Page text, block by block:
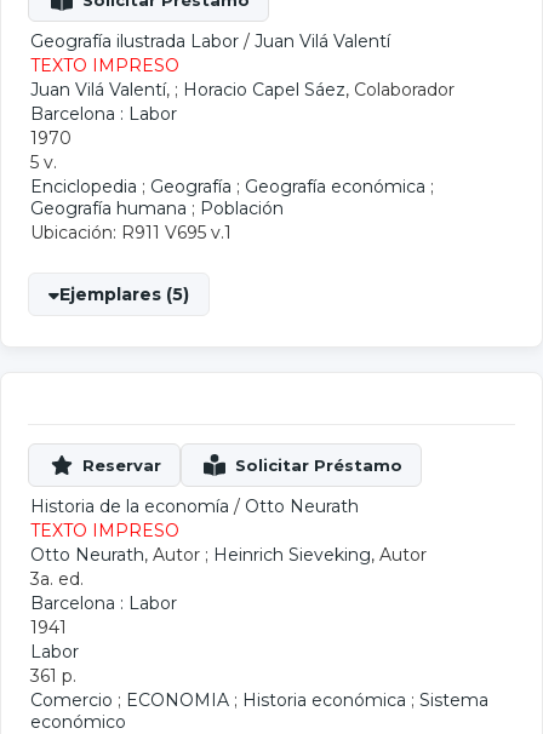
Geografía ilustrada Labor / Juan Vilá Valentí
TEXTO IMPRESO
Juan Vilá Valentí, ; Horacio Capel Sáez, Colaborador
Barcelona : Labor
1970
5 v.
Enciclopedia ; Geografía ; Geografía económica ;
Geografía humana ; Población
Ubicación: R911 V695 v.1
Ejemplares (5)
Historia de la economía / Otto Neurath
TEXTO IMPRESO
Otto Neurath, Autor ; Heinrich Sieveking, Autor
3a. ed.
Barcelona : Labor
1941
Labor
361 p.
Comercio ; ECONOMIA ; Historia económica ; Sistema
económico